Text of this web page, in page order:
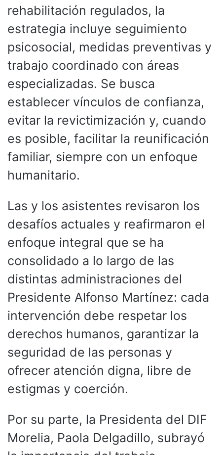
rehabilitación regulados, la
estrategia incluye seguimiento
psicosocial, medidas preventivas y
trabajo coordinado con áreas
especializadas. Se busca
establecer vínculos de confianza,
evitar la revictimización y, cuando
es posible, facilitar la reunificación
familiar, siempre con un enfoque
humanitario.
Las y los asistentes revisaron los
desafíos actuales y reafirmaron el
enfoque integral que se ha
consolidado a lo largo de las
distintas administraciones del
Presidente Alfonso Martínez: cada
intervención debe respetar los
derechos humanos, garantizar la
seguridad de las personas y
ofrecer atención digna, libre de
estigmas y coerción.
Por su parte, la Presidenta del DIF
Morelia, Paola Delgadillo, subrayó